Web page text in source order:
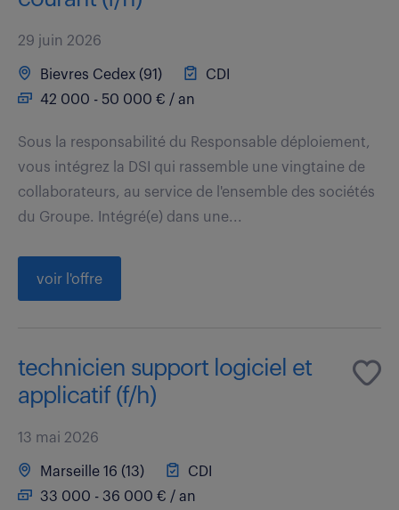
29 juin 2026
Bievres Cedex (91)
CDI
42 000 - 50 000 € / an
Sous la responsabilité du Responsable déploiement,
vous intégrez la DSI qui rassemble une vingtaine de
collaborateurs, au service de l'ensemble des sociétés
du Groupe. Intégré(e) dans une...
voir l'offre
technicien support logiciel et
applicatif (f/h)
13 mai 2026
Marseille 16 (13)
CDI
33 000 - 36 000 € / an